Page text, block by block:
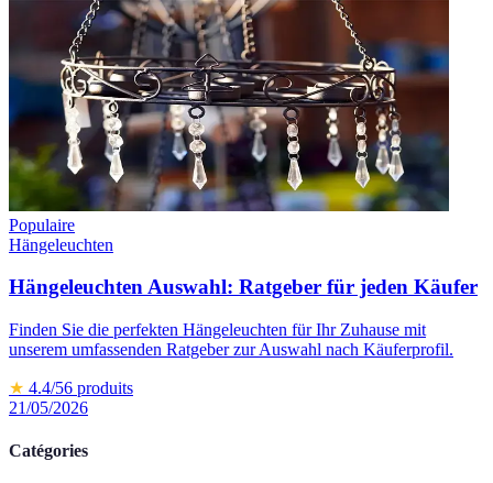
Populaire
Hängeleuchten
Hängeleuchten Auswahl: Ratgeber für jeden Käufer
Finden Sie die perfekten Hängeleuchten für Ihr Zuhause mit
unserem umfassenden Ratgeber zur Auswahl nach Käuferprofil.
★ 4.4/56 produits
21/05/2026
Catégories